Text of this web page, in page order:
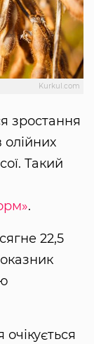
Kurkul.com
зростання
Такий
.
22,5